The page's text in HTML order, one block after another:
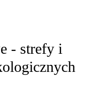
- strefy i